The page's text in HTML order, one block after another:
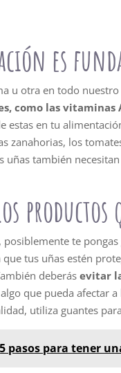
es
u otra en todo
como las vitaminas
estas en tu
zanahorias, los
uñas también
productos
, posiblemente te
tus uñas estén
deberásevitar
que pueda afectar
utiliza guantes
5 pasos para tener